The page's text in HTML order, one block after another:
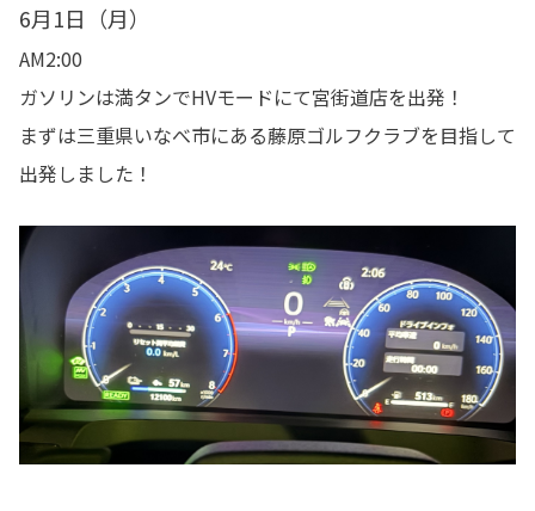
6月1日（月）
AM2:00
ガソリンは満タンでHVモードにて宮街道店を出発！
まずは三重県いなべ市にある藤原ゴルフクラブを目指して
出発しました！